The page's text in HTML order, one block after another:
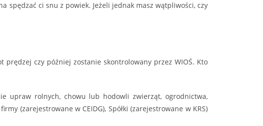
spędzać ci snu z powiek. Jeżeli jednak masz wątpliwości, czy
prędzej czy później zostanie skontrolowany przez WIOŚ. Kto
upraw rolnych, chowu lub hodowli zwierząt, ogrodnictwa,
(zarejestrowane w CEIDG), Spółki (zarejestrowane w KRS)